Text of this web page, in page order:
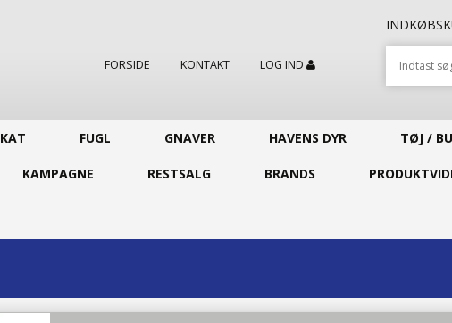
FORSIDE KONTAKT LOG IND
KAT FUGL GNAVER HAVENS DYR TØJ /
KAMPAGNE RESTSALG BRANDS